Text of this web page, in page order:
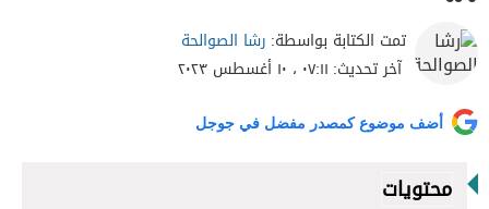
تمت الكتابة بواسطة: رشا الصوالحة
آخر تحديث: ٠٧:١١ ، ١٠ أغسطس ٢٠٢٣
أضف موضوع كمصدر مفضل في جوجل
محتويات